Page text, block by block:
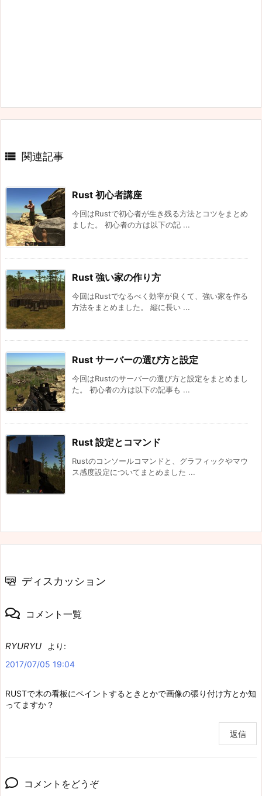
 関連記事
Rust 初心者講座
今回はRustで初心者が生き残る方法とコツをまとめ
ました。 初心者の方は以下の記 ...
Rust 強い家の作り方
今回はRustでなるべく効率が良くて、強い家を作る
方法をまとめました。 縦に長い ...
Rust サーバーの選び方と設定
今回はRustのサーバーの選び方と設定をまとめまし
た。 初心者の方は以下の記事も ...
Rust 設定とコマンド
Rustのコンソールコマンドと、グラフィックやマウ
ス感度設定についてまとめました ...
ディスカッション
コメント一覧
RYURYU
より:
2017/07/05 19:04
RUSTで木の看板にペイントするときとかで画像の張り付け方とか知
ってますか？
返信
コメントをどうぞ